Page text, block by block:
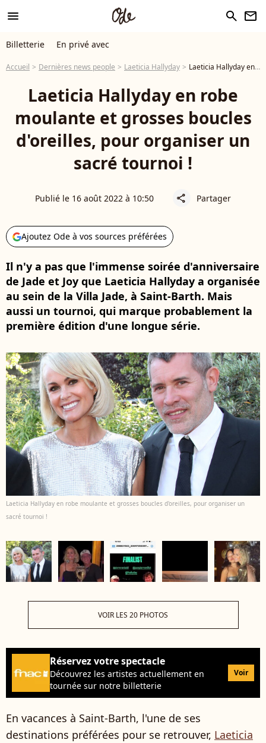
menu search newsletter
Billetterie En privé avec
Accueil Dernières news people Laeticia Hallyday Laeticia Hallyday en robe moulante et grosses boucles d'oreilles, pour organiser un sacré tournoi !
Laeticia Hallyday en robe
moulante et grosses boucles
d'oreilles, pour organiser un
sacré tournoi !
Publié le 16 août 2022 à 10:50 share Partager
Ajoutez Ode à vos sources préférées
Il n'y a pas que l'immense soirée d'anniversaire
de Jade et Joy que Laeticia Hallyday a organisée
au sein de la Villa Jade, à Saint-Barth. Mais
aussi un tournoi, qui marque probablement la
première édition d'une longue série.
Laeticia Hallyday en robe moulante et grosses boucles d'oreilles, pour organiser un
sacré tournoi !
VOIR LES 20 PHOTOS
Réservez votre spectacle
Découvrez les artistes actuellement en
tournée sur notre billetterie
Voir
En vacances à Saint-Barth, l'une de ses
destinations préférées pour se retrouver, Laeticia